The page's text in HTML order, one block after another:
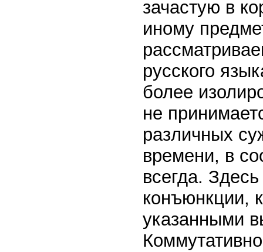
зачастую в
иному
русского
более
не
различных
времени, в
всегда.
конъюнкции,
указанными